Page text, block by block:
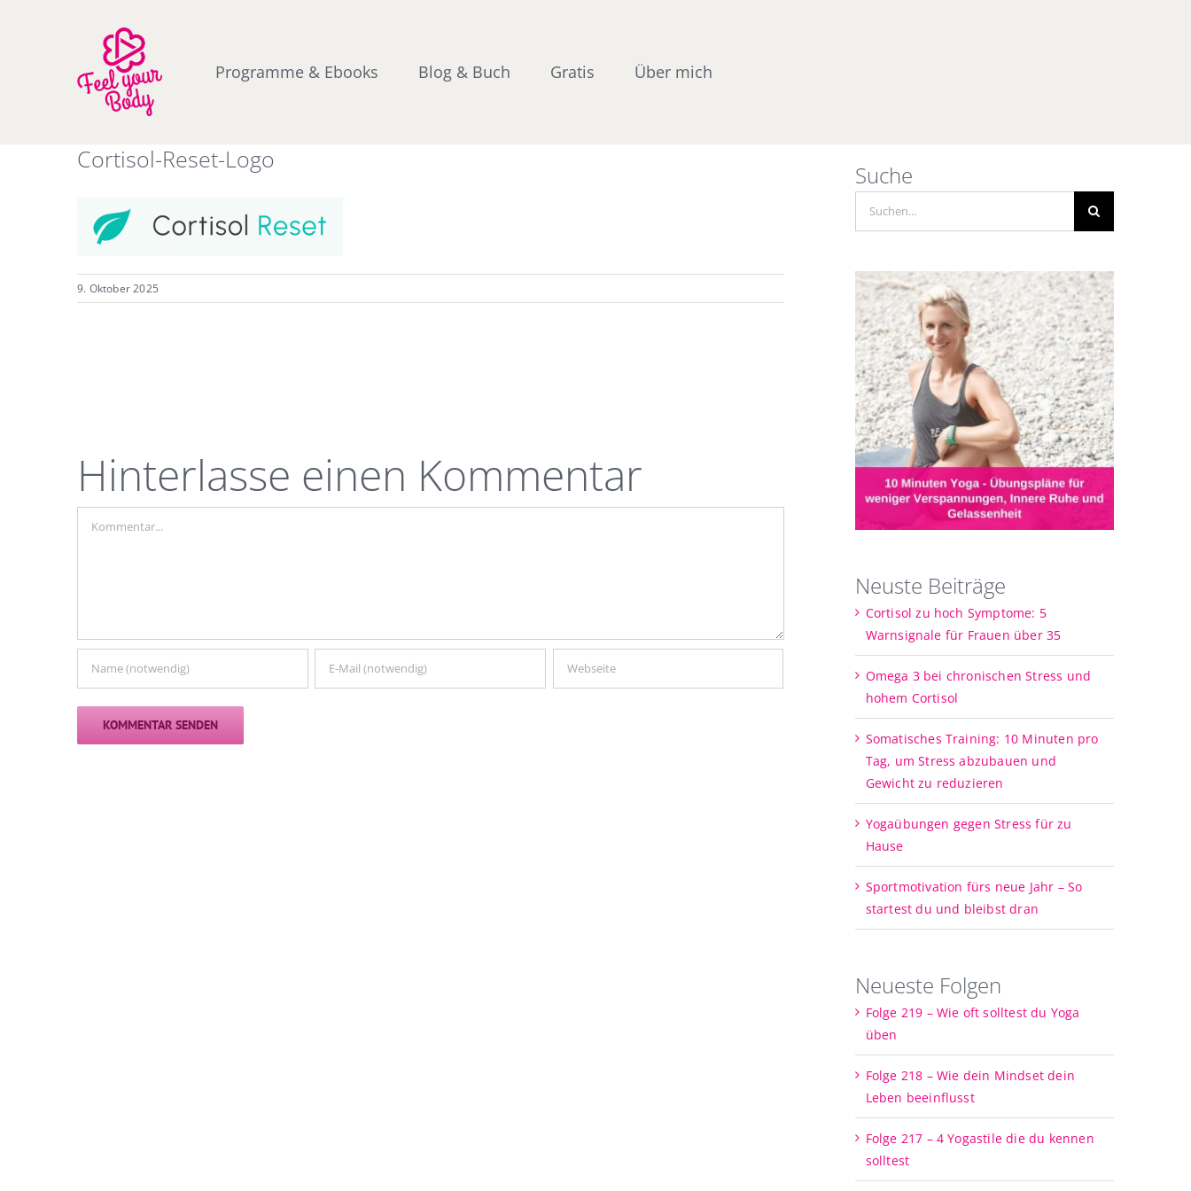
Programme & Ebooks Blog & Buch Gratis Über mich
Cortisol-Reset-Logo
9. Oktober 2025
Hinterlasse einen Kommentar
Suche
Neuste Beiträge
Cortisol zu hoch Symptome: 5
Warnsignale für Frauen über 35
Omega 3 bei chronischen Stress und
hohem Cortisol
Somatisches Training: 10 Minuten pro
Tag, um Stress abzubauen und
Gewicht zu reduzieren
Yogaübungen gegen Stress für zu
Hause
Sportmotivation fürs neue Jahr – So
startest du und bleibst dran
Neueste Folgen
Folge 219 – Wie oft solltest du Yoga
üben
Folge 218 – Wie dein Mindset dein
Leben beeinflusst
Folge 217 – 4 Yogastile die du kennen
solltest